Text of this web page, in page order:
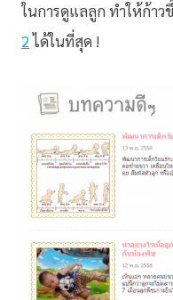
ในการดูแลลูก ทำให้ก้าว
2ได้ในที่สุด !